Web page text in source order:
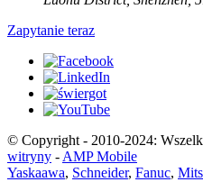
Zapytanie teraz
© Copyright - 2010-2024:
witryny - AMP Mobile
Yaskaawa, Schneider, Fanuc,